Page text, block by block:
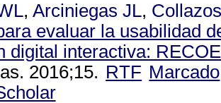
, Arciniegas JL,
evaluar la usabilidad
digital interactiva:
2016;15. RTF Marcado